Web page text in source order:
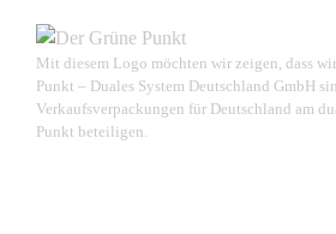
Mit diesem Logo möchten wir zeigen, dass
Punkt – Duales System Deutschland GmbH
Verkaufsverpackungen für Deutschland am
Punkt beteiligen.